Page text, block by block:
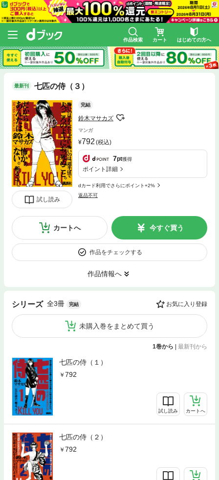
作品検索 カート はじめての方へ
最新刊 七匹の侍（３）
試し読み
完結
鈴木マサカズ
マンガ
792 (税込)
7pt獲得
ポイント詳細
dカード利用でさらにポイント+2%
返品不可
カートへ 今すぐ買う
作品をチェックする
作品情報へ
シリーズ 全3冊 完結 お気に入り登録
未購入巻をまとめて買う
1巻から | 最新刊から
七匹の侍（１）
792
試し読み カートへ
七匹の侍（２）
792